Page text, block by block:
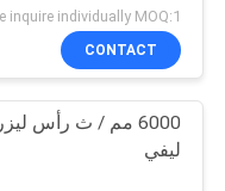
CONTACT
6000 مم / ث رأس ليزر
ليفي